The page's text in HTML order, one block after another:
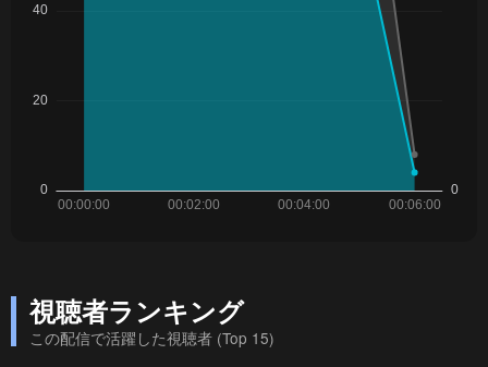
視聴者ランキング
この配信で活躍した視聴者 (Top 15)